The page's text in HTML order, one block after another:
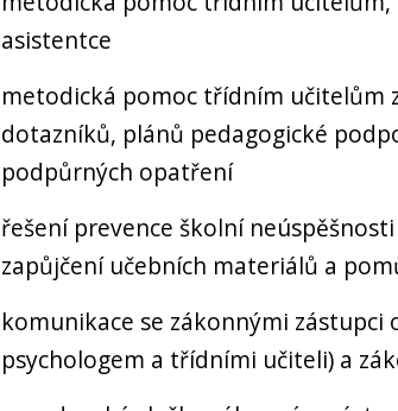
asistentce
metodická pomoc třídním učitelům
dotazníků, plánů pedagogické
podpůrných opatření
řešení prevence školní
zapůjčení učebních materiálů a
komunikace se zákonnými
psychologem a třídními učiteli) a